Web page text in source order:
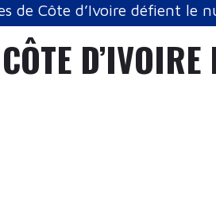
de Côte d’Ivoire défient le
D’IVOIRE